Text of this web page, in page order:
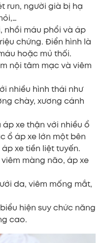
run, người già bị hạ
nhồi máu phổi và áp
chứng. Điển hình là
hoặc mủ thối.
nội tâm mạc và viêm
nhiều hình thái như
chày, xương cánh
xe thận với nhiều ổ
ổ áp xe lớn một bên
xe tiền liệt tuyến.
màng não, áp xe
da, viêm mống mắt,
hiện suy chức năng
cao.